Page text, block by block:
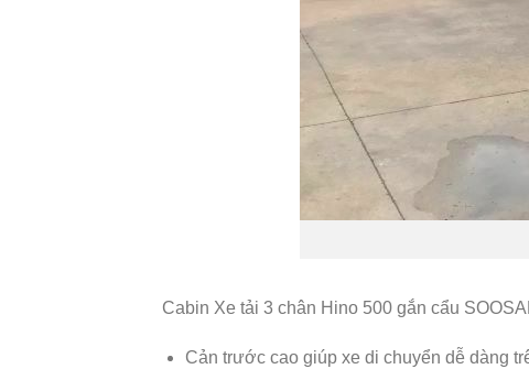
Cabin Xe tải 3 chân Hino 500 gắn cẩu
Cản trước cao giúp xe di chuyển dễ dàng